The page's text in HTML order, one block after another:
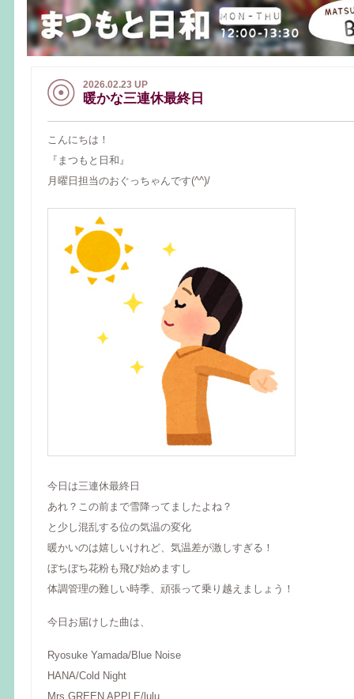
2026.02.23 UP
暖かな三連休最終日
こんにちは！
『まつもと日和』
月曜日担当のおぐっちゃんです(^^)/
今日は三連休最終日
あれ？この前まで雪降ってましたよね？
と少し混乱する位の気温の変化
暖かいのは嬉しいけれど、気温差が激しすぎる！
ぼちぼち花粉も飛び始めますし
体調管理の難しい時季、頑張って乗り越えましょう！
今日お届けした曲は、
Ryosuke Yamada/Blue Noise
HANA/Cold Night
Mrs.GREEN APPLE/lulu.